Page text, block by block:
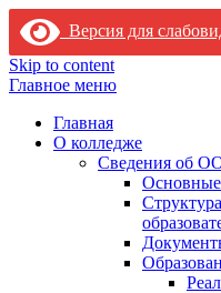
Версия для
Skip to content
Главное меню
Главная
О колледже
Сведения об
Основные